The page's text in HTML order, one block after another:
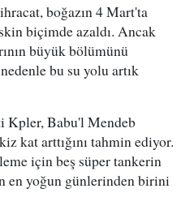
boğazın 4 Mart'ta
biçimde azaldı. Ancak
büyük bölümünü
bu su yolu artık
Kpler, Babu'l Mendeb
kat arttığını tahmin ediyor.
için beş süper tankerin
en yoğun günlerinden birini